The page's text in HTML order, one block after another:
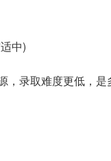
中)
，录取难度更低，